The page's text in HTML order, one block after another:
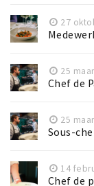
27
25
Chef de
25
Sous-
14
Chef de